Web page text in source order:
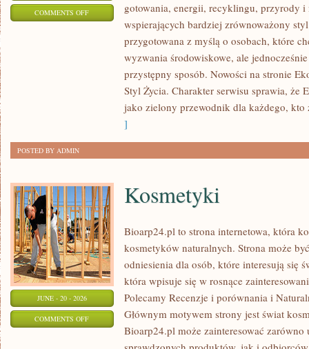
COMMENTS OFFON
gotowania, energii, recyklingu, przyrody i
wspierających bardziej zrównoważony styl
przygotowana z myślą o osobach, które
wyzwania środowiskowe, ale
przystępny sposób. Nowości na stronie
Styl Życia. Charakter serwisu sprawia, że
jako zielony przewodnik dla każdego, kto
]
POSTED BY ADMIN
JUNE - 20 - 2026
COMMENTS OFFON
KOSMETYKI
Kosmetyki
Bioarp24.pl to strona internetowa, która
kosmetyków naturalnych. Strona może
odniesienia dla osób, które interesują się
która wpisuje się w rosnące
Polecamy Recenzje i porównania i
Głównym motywem strony jest świat
Bioarp24.pl może zainteresować